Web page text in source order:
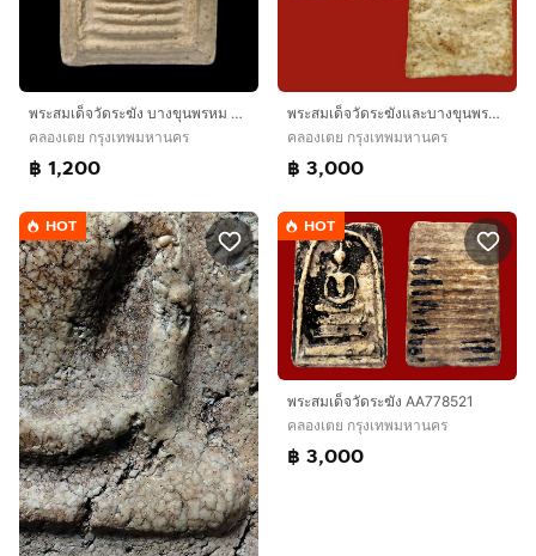
พระสมเด็จวัดระฆัง บางขุนพรหม หลายรายการ AA896500
คลองเตย กรุงเทพมหานคร
฿ 1,200
พระสมเด็จวัดระฆังและบางขุนพรหมเนื้อสวย AA78900
คลองเตย กรุงเทพมหานคร
฿ 3,000
HOT HOT
พระสมเด็จวัดระฆัง AA778521
คลองเตย กรุงเทพมหานคร
฿ 3,000